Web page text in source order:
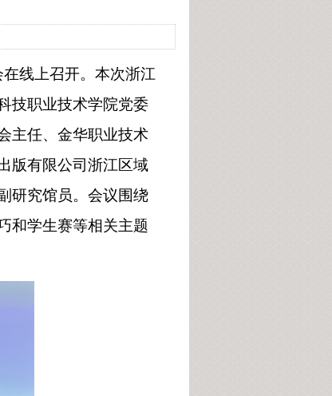
线上召开。 本次浙江
技职业技术学院党委
主任、 金华职业技术
版有限公司浙江区域
研究馆员。会议围绕
和学生赛等相关主题